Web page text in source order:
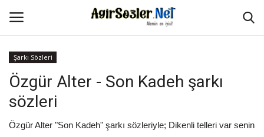
Anasayfa
İletişim
Şarkı Sözleri
Özgür Alter - Son Kadeh şarkı
sözleri
Özgür Alter "Son Kadeh" şarkı sözleriyle; Dikenli telleri var senin